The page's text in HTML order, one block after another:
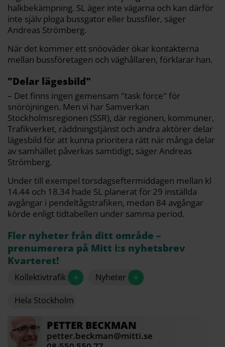
halkbekämpning. SL äger inte vägarna och kan därför
inte själv ploga bussgator eller bussfiler, säger
Andreas Strömberg.
När det kommer ett snöoväder ökar kontakterna
mellan bussföretagen och väghållaren, förklarar han.
"Delar lägesbild"
– Det finns ingen gemensam "task force" för
snöröjningen. Men vi har Samverkan
Stockholmsregionen (SSR), där regionen, kommuner,
Trafikverket, räddningstjänst och andra aktörer delar
lägesbild för att kunna prioritera rätt när många delar
av samhället påverkas samtidigt, säger Andreas
Strömberg.
Under till exempel torsdagseftermiddagen mellan kl
14.44 och 18.34 hade SL planerat för 29 inställda
avgångar i pendeltågstrafiken, medan 84 avgångar
körde enligt tidtabellen under samma period.
Fler nyheter från ditt område –
prenumerera på Mitt i:s nyhetsbrev
Kvarteret!
Kollektivtrafik + Nyheter +
Hela Stockholm
PETTERBECKMAN
petter.beckman@mitti.se